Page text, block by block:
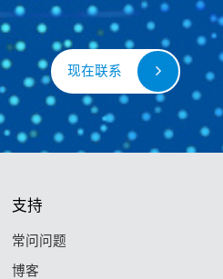
现在联系
支持
常问问题
博客